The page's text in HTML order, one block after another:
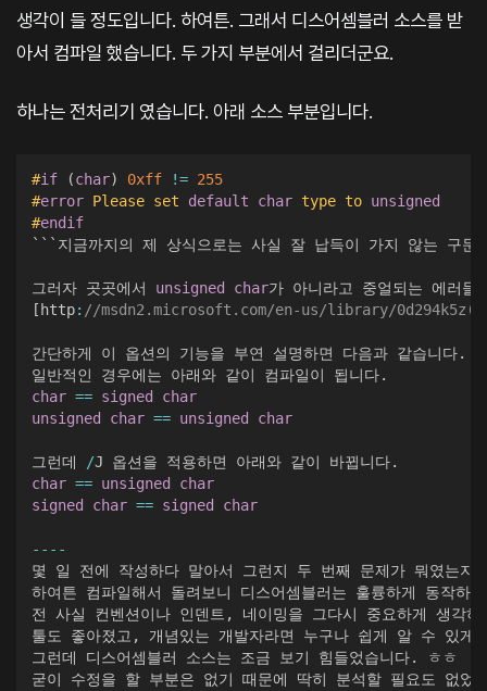
생각이 들 정도입니다. 하여튼. 그래서 디스어셈블러 소스를 받
아서 컴파일 했습니다. 두 가지 부분에서 걸리더군요.
하나는 전처리기 였습니다. 아래 소스 부분입니다.
#if (char) 0xff != 255
#error Please set default char type to unsigned
#endif
```지금까지의 제 상식으로는 사실 잘 납득이 가지 않는 구문
그러자 곳곳에서 unsigned char가 아니라고 중얼되는 에러들
[ http: //msdn2.microsoft.com/en-us/library/
간단하게 이 옵션의 기능을 부연 설명하면 다음과 같습니다.
일반적인 경우에는 아래와 같이 컴파일이 됩니다.
char == signed
char
unsigned
char == unsigned char
그런데 /J 옵션을 적용하면 아래와 같이 바뀝니다.
char == unsigned
char
signed
char == signed char
-- --
몇 일 전에 작성하다 말아서 그런지 두 번째 문제가 뭐였는지
하여튼 컴파일해서 돌려보니 디스어셈블러는 훌륭하게 동작하
전 사실 컨벤션이나 인덴트 , 네이밍을 그다시 중요하게 생각하
툴도 좋아졌고 , 개념있는 개발자라면 누구나 쉽게 알 수 있게
그런데 디스어셈블러 소스는 조금 보기 힘들었습니다.
ㅎㅎ
굳이 수정을 할 부분은 없기 때문에 딱히 분석할 필요도 없었